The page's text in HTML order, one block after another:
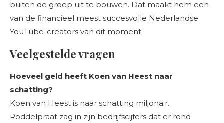
buiten de groep uit te bouwen. Dat maakt hem een
van de financieel meest succesvolle Nederlandse
YouTube-creators van dit moment.
Veelgestelde vragen
Hoeveel geld heeft Koen van Heest naar
schatting?
Koen van Heest is naar schatting miljonair.
Roddelpraat zag in zijn bedrijfscijfers dat er rond